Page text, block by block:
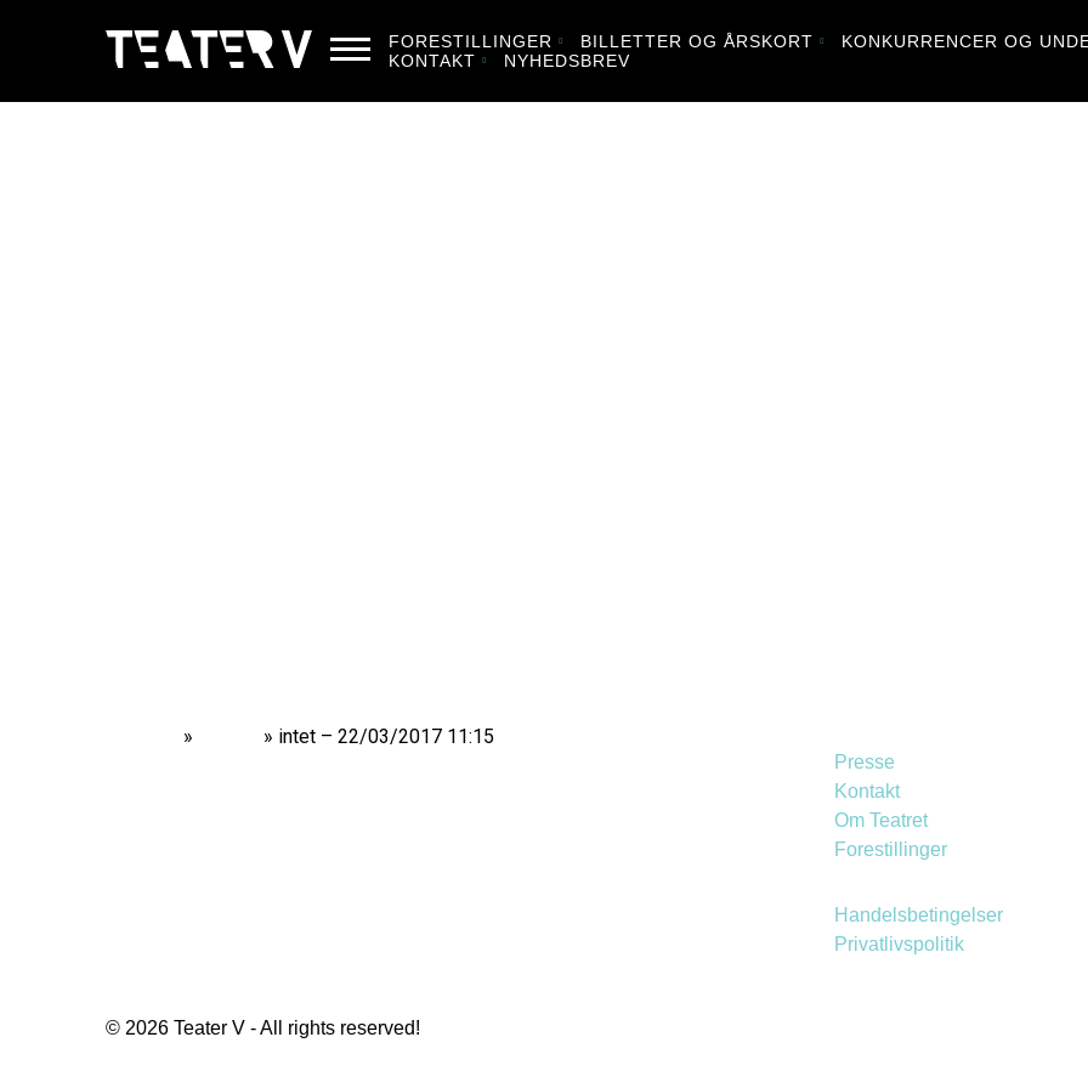
FORESTILLINGER BILLETTER OG ÅRSKORT KONKURRENCER OG
KONTAKT
NYHEDSBREV
» » intet – 22/03/2017 11:15
Presse
Kontakt
Om Teatret
Forestillinger
Handelsbetingelser
Privatlivspolitik
© 2026 Teater V - All rights reserved!